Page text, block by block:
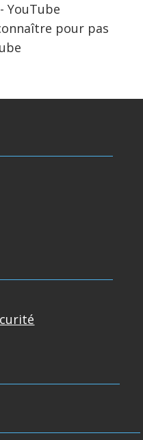
YouTube
pour pas